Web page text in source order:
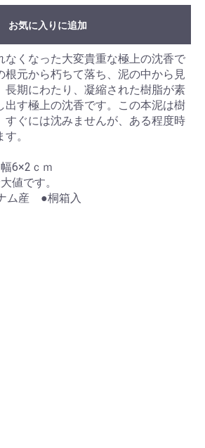
を続ける カートへ進む
お気に入りに追加
なくなった大変貴重な極上の沈香で
根元から朽ちて落ち、泥の中から見
長期にわたり、凝縮された樹脂が素
出す極上の沈香です。この本泥は樹
すぐには沈みませんが、ある程度時
。
幅6×2ｃｍ
値です。
ム産 ●桐箱入